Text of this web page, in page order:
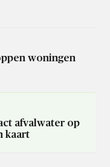
woningen
afvalwater op
kaart